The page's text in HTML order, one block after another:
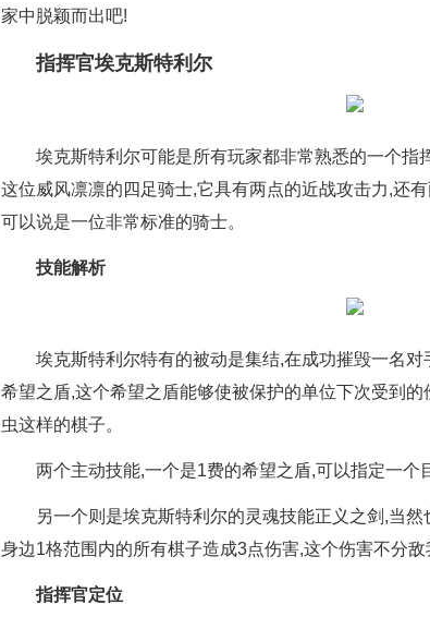
家中脱颖而出吧!
指挥官埃克斯特利尔
埃克斯特利尔可能是所有玩家都非常熟悉的一个指
这位威风凛凛的四足骑士,它具有两点的近战攻击力,还
可以说是一位非常标准的骑士。
技能解析
埃克斯特利尔特有的被动是集结,在成功摧毁一名
希望之盾,这个希望之盾能够使被保护的单位下次受到
虫这样的棋子。
两个主动技能,一个是1费的希望之盾,可以指定一个
另一个则是埃克斯特利尔的灵魂技能正义之剑,当
身边1格范围内的所有棋子造成3点伤害,这个伤害不分敌
指挥官定位